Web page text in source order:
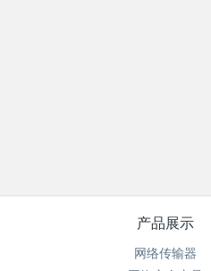
产品展示
网络传输器